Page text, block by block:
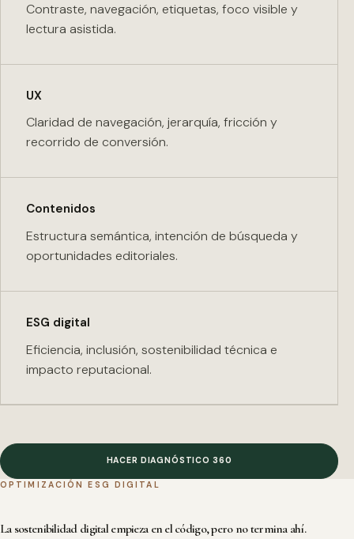
Contraste, navegación, etiquetas, foco visible y
lectura asistida.
UX
Claridad de navegación, jerarquía, fricción y
recorrido de conversión.
Contenidos
Estructura semántica, intención de búsqueda y
oportunidades editoriales.
ESG digital
Eficiencia, inclusión, sostenibilidad técnica e
impacto reputacional.
HACER DIAGNÓSTICO 360
OPTIMIZACIÓN ESG DIGITAL
La sostenibilidad digital empieza en el código, pero no termina ahí.